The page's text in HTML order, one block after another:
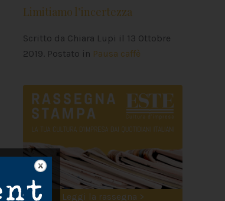
Limitiamo l’incertezza
Scritto da Chiara Lupi il 13 Ottobre
2019. Postato in Pausa caffè
Leggi la rassegna >